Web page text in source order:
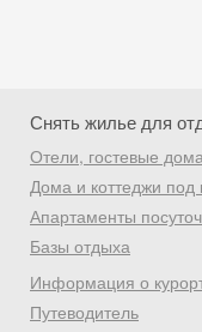
Снять жилье для
Отели, гостевые
Дома и коттеджи под
Апартаменты
Базы отдыха
Информация о
Путеводитель
Хочешь